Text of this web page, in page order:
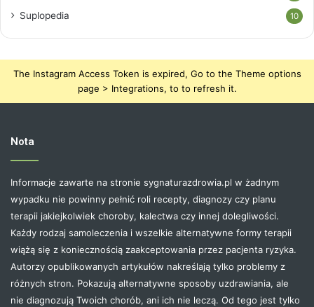
Suplopedia 10
The Instagram Access Token is expired, Go to the Theme options
page > Integrations, to to refresh it.
Nota
Informacje zawarte na stronie sygnaturazdrowia.pl w żadnym
wypadku nie powinny pełnić roli recepty, diagnozy czy planu
terapii jakiejkolwiek choroby, kalectwa czy innej dolegliwości.
Każdy rodzaj samoleczenia i wszelkie alternatywne formy terapii
wiążą się z koniecznością zaakceptowania przez pacjenta ryzyka.
Autorzy opublikowanych artykułów nakreślają tylko problemy z
różnych stron. Pokazują alternatywne sposoby uzdrawiania, ale
nie diagnozują Twoich chorób, ani ich nie leczą. Od tego jest tylko